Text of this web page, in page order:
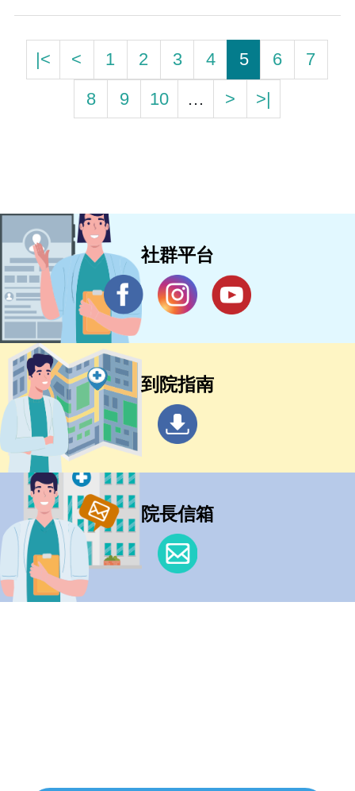
|< < 1 2 3 4 5 6
7
8
9 10 … > >|
社群平台
到院指南
院長信箱